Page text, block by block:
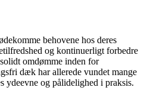
behovene hos deres
og kontinuerligt forbedre
omdømme inden for
dæk har allerede vundet mange
ydeevne og pålidelighed i praksis.